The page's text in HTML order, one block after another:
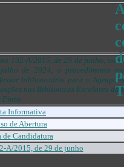
192-A/2015, de 29 de junho,
de 2024, o procedimento
bibliotecário para o
nas Bibliotecas Escolares da
Informativa
de Abertura
de Candidatura
A/2015, de 29 de junho